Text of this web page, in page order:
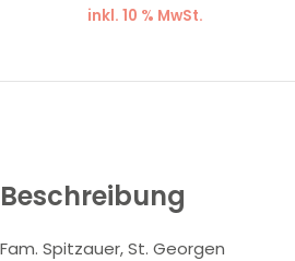
inkl. 10 % MwSt.
Beschreibung
Fam. Spitzauer, St. Georgen